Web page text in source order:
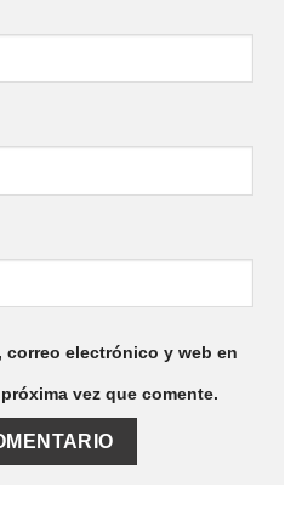
correo electrónico y web en
vez que comente.